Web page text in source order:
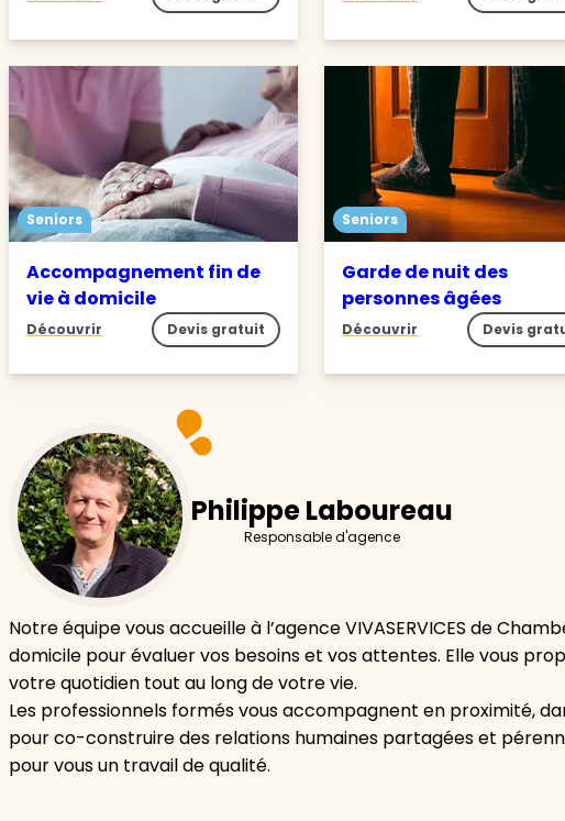
Seniors
Accompagnement fin de
vie à domicile
Découvrir Devis gratuit
Seniors
Garde de nuit des
personnes âgées
Découvrir Devis
Philippe Laboureau
Responsable d'agence
Notre équipe vous accueille à l’agence VIVASERVICES de
domicile pour évaluer vos besoins et vos attentes. Elle vous
votre quotidien tout au long de votre vie.
Les professionnels formés vous accompagnent en proximité,
pour co-construire des relations humaines partagées et
pour vous un travail de qualité.